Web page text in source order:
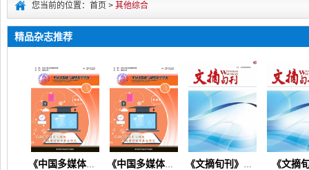
您当前的位置：首页 > 其他综合
精品杂志推荐
《中国多媒体与网络教学学报》（在线投稿） 《中国多媒体与网络教学学报》 《文摘旬刊》（教育创新思政德育教学教研课程改革） 《文摘旬